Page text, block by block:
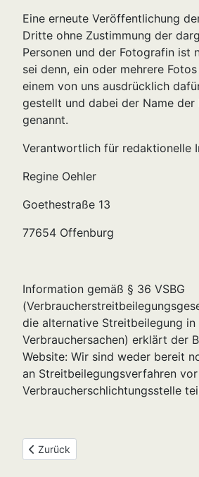
Eine erneute Veröffentlichung
Dritte ohne Zustimmung der
Personen und der Fotografin ist
sei denn, ein oder mehrere
einem von uns ausdrücklich
gestellt und dabei der Name der
genannt.
Verantwortlich für redaktionelle
Regine Oehler
Goethestraße 13
77654 Offenburg
Information gemäß § 36 VSBG
die alternative Streitbeilegung in
Verbrauchersachen) erklärt der
Website: Wir sind weder bereit
an Streitbeilegungsverfahren
Verbraucherschlichtungsstelle
Vorheriger Beitrag:
Zurück